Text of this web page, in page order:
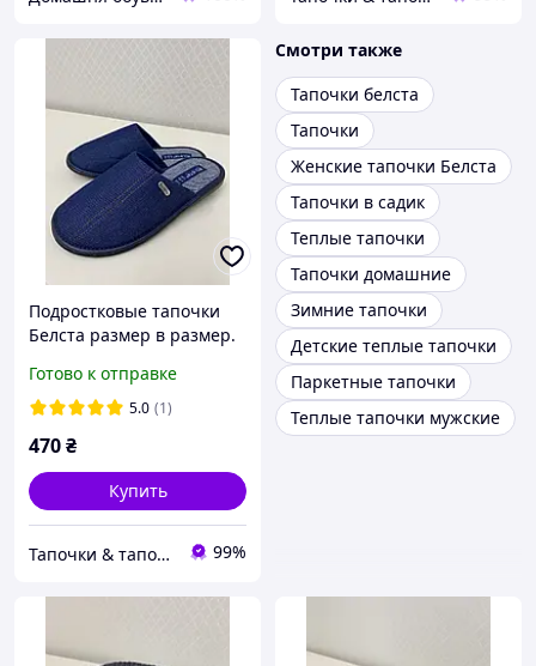
Подростковые тапочки
Белста размер в размер.
Готово к отправке
5.0 (1)
470₴
Купить
Тапочки & тапочки 99%
Смотри также
Тапочки белста
Тапочки
Женские тапочки Белста
Тапочки в садик
Теплые тапочки
Тапочки домашние
Зимние тапочки
Детские теплые тапочки
Паркетные тапочки
Теплые тапочки мужские